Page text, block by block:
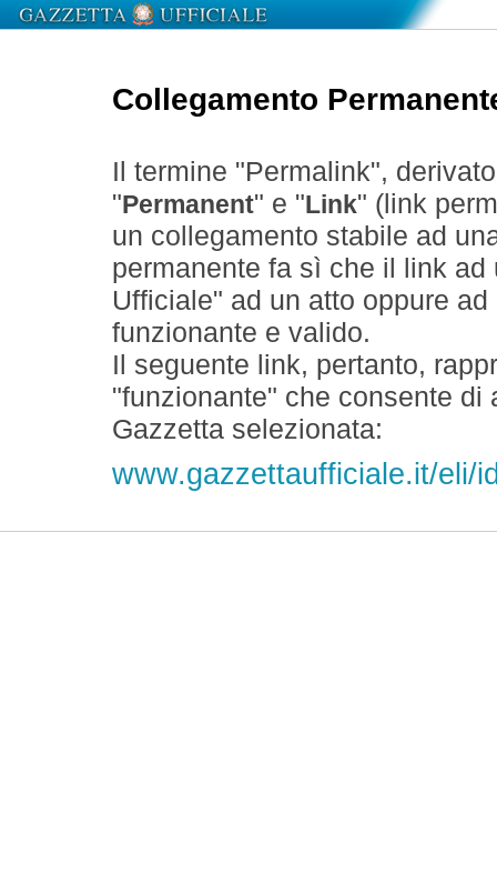
Collegamento
Il termine "Permalink",
" Permanent" e " Link" (link
un collegamento stabile ad
permanente fa sì che il link
Ufficiale" ad un atto oppure
funzionante e valido.
Il seguente link, pertanto,
"funzionante" che consente
Gazzetta selezionata:
www.gazzettaufficiale.it/eli/